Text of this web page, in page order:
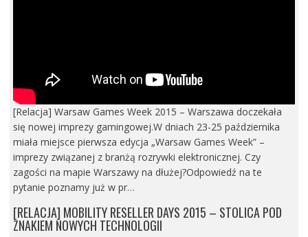
[Relacja] Warsaw Games Week 2015 – Warszawa doczekała
się nowej imprezy gamingowej.W dniach 23-25 października
miała miejsce pierwsza edycja „Warsaw Games Week” –
imprezy związanej z branżą rozrywki elektronicznej. Czy
zagości na mapie Warszawy na dłużej?Odpowiedź na te
pytanie poznamy już w pr…
[RELACJA] MOBILITY RESELLER DAYS 2015 – STOLICA POD
ZNAKIEM NOWYCH TECHNOLOGII